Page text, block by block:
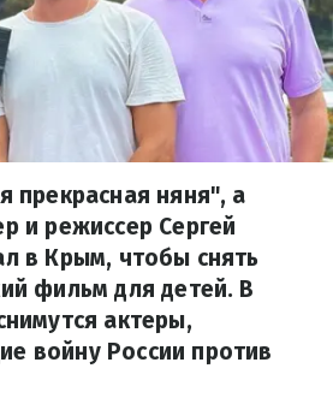
прекрасная няня", а
и режиссер Сергей
в Крым, чтобы снять
фильм для детей. В
актеры,
войну России против